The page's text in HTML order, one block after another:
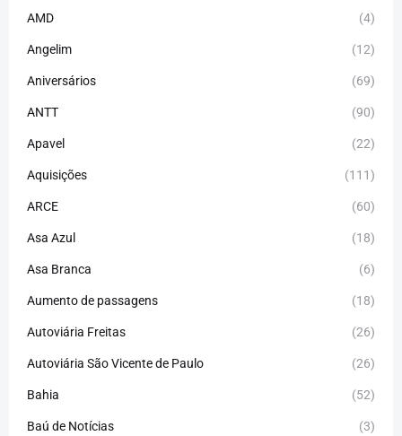
AMD (4)
Angelim (12)
Aniversários (69)
ANTT (90)
Apavel (22)
Aquisições (111)
ARCE (60)
Asa Azul (18)
Asa Branca (6)
Aumento de passagens (18)
Autoviária Freitas (26)
Autoviária São Vicente de Paulo (26)
Bahia (52)
Baú de Notícias (3)